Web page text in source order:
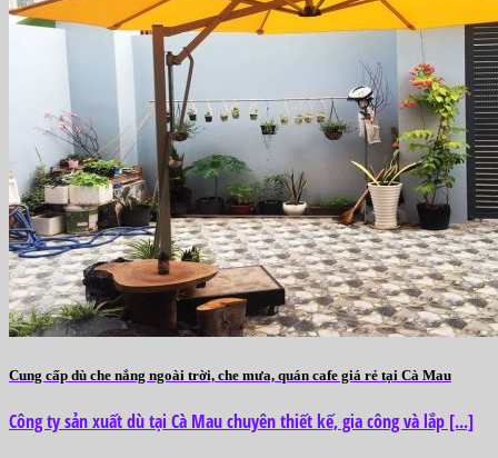
Cung cấp dù che nắng ngoài trời, che mưa, quán cafe giá rẻ tại Cà Mau
Công ty sản xuất dù tại Cà Mau chuyên thiết kế, gia công và lắp [...]